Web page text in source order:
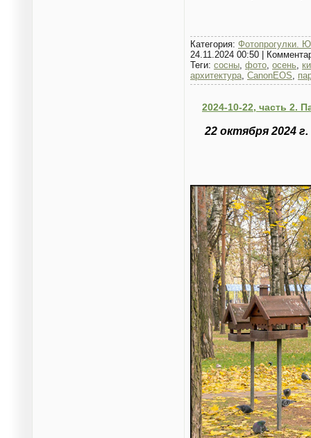
Категория: Фотопрогулки.
24.11.2024 00:50
Теги: сосны, фото, осень,
архитектура, CanonEOS,
2024-10-22, часть 2.
22 октября 2024